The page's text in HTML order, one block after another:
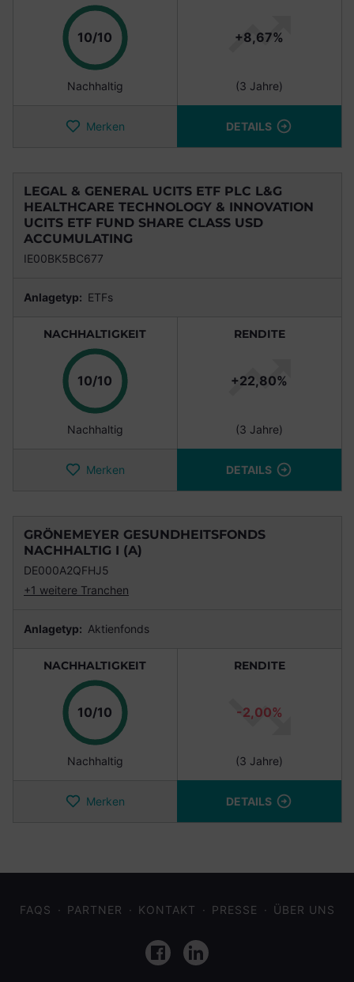
10/10 Punkte
Nachhaltig
+8,67%
(3 Jahre)
Merken DETAILS
LEGAL & GENERAL UCITS ETF PLC L&G
HEALTHCARE TECHNOLOGY & INNOVATION
UCITS ETF FUND SHARE CLASS USD
ACCUMULATING
IE00BK5BC677
Anlagetyp: ETFs
NACHHALTIGKEIT
10/10 Punkte
Nachhaltig
RENDITE
+22,80%
(3 Jahre)
Merken DETAILS
GRÖNEMEYER GESUNDHEITSFONDS
NACHHALTIG I (A)
DE000A2QFHJ5
+1 weitere Tranchen
Anlagetyp: Aktienfonds
NACHHALTIGKEIT
10/10 Punkte
Nachhaltig
RENDITE
-2,00%
(3 Jahre)
Merken DETAILS
FAQS PARTNER KONTAKT PRESSE ÜBER UNS
FacebookLinkedIn